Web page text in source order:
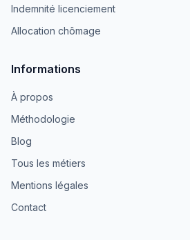
Indemnité licenciement
Allocation chômage
Informations
À propos
Méthodologie
Blog
Tous les métiers
Mentions légales
Contact